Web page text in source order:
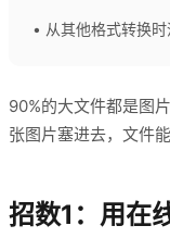
• 从其他格式转换
90%的大文件都是图
张图片塞进去，文件能
招数1：用在